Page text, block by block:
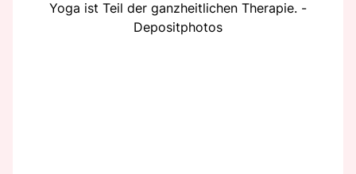
Yoga ist Teil der ganzheitlichen Therapie. -
Depositphotos